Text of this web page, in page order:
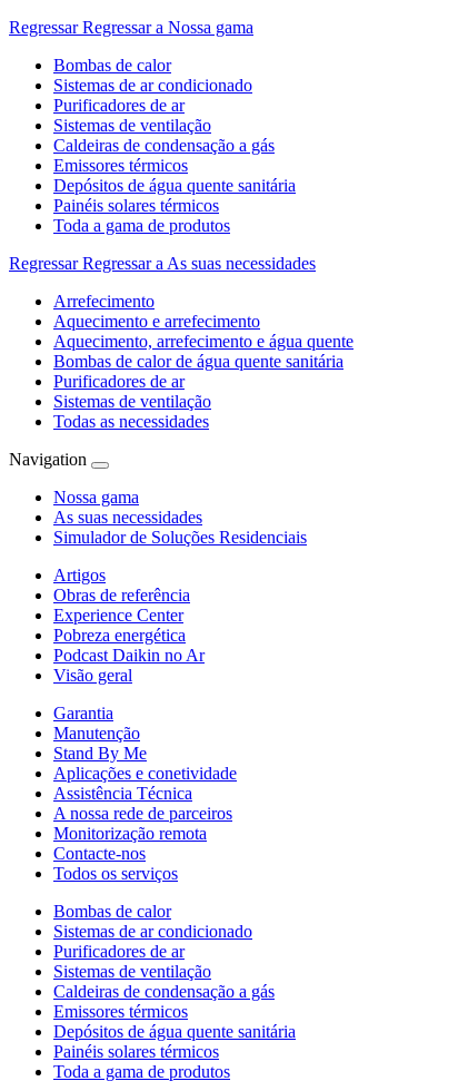
Regressar Regressar a Nossa gama
Bombas de calor
Sistemas de ar condicionado
Purificadores de ar
Sistemas de ventilação
Caldeiras de condensação a gás
Emissores térmicos
Depósitos de água quente sanitária
Painéis solares térmicos
Toda a gama de produtos
Regressar Regressar a As suas necessidades
Arrefecimento
Aquecimento e arrefecimento
Aquecimento, arrefecimento e água quente
Bombas de calor de água quente sanitária
Purificadores de ar
Sistemas de ventilação
Todas as necessidades
Navigation
Nossa gama
As suas necessidades
Simulador de Soluções Residenciais
Artigos
Obras de referência
Experience Center
Pobreza energética
Podcast Daikin no Ar
Visão geral
Garantia
Manutenção
Stand By Me
Aplicações e conetividade
Assistência Técnica
A nossa rede de parceiros
Monitorização remota
Contacte-nos
Todos os serviços
Bombas de calor
Sistemas de ar condicionado
Purificadores de ar
Sistemas de ventilação
Caldeiras de condensação a gás
Emissores térmicos
Depósitos de água quente sanitária
Painéis solares térmicos
Toda a gama de produtos